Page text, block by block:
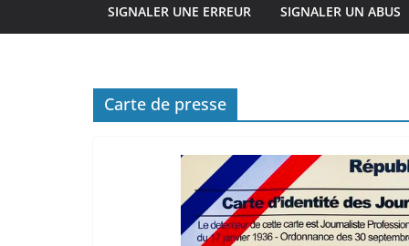
SIGNALER UNE ERREUR SIGNALER UN ABUS
Carte de presse